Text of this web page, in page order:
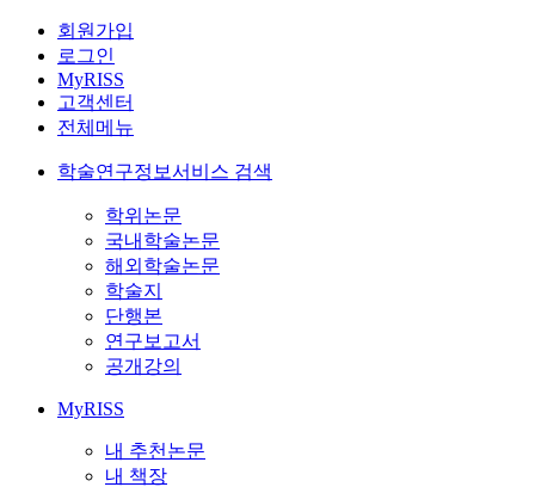
회원가입
로그인
MyRISS
고객센터
전체메뉴
학술연구정보서비스 검색
학위논문
국내학술논문
해외학술논문
학술지
단행본
연구보고서
공개강의
MyRISS
내 추천논문
내 책장